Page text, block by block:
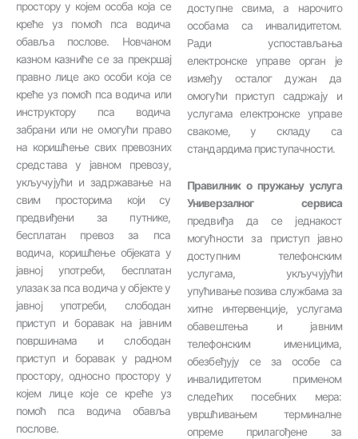
простору у којем особа која се
креће уз помоћ пса водича
обавља послове. Новчаном
казном казниће се за прекршај
правно лице ако особи која се
креће уз помоћ пса водича или
инструктору пса водича
забрани или не омогући право
на коришћење свих превозних
средстава у јавном превозу,
укључујући и задржавање на
свим просторима који су
предвиђени за путнике,
бесплатан превоз за пса
водича, коришћење објеката у
јавној употреби, бесплатан
улазак за пса водича у објекте у
јавној употреби, слободан
приступ и боравак на јавним
површинама и слободан
приступ и боравак у радном
простору, односно простору у
којем лице које се креће уз
помоћ пса водича обавља
послове.
доступне свима, а нарочито
особама са инвалидитетом.
Ради успостављања
електронске управе орган је
између осталог дужан да
омогући приступ садржају и
услугама електронске управе
свакоме, у складу са
стандардима приступачности.
Правилник о пружању услуга
Универзалног сервиса
предвиђа да се једнакост
могућности за приступ јавно
доступним телефонским
услугама, укључујући
упућивање позива службама за
хитне интервенције, услугама
обавештења и јавним
телефонским именицима,
обезбеђују се за особе са
инвалидитетом применом
следећих посебних мера:
увршћивањем терминалне
опреме прилагођене за